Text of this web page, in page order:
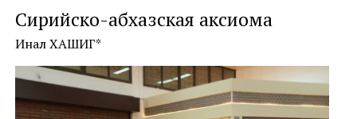
Сирийско-абхазская аксиома
Инал ХАШИГ*